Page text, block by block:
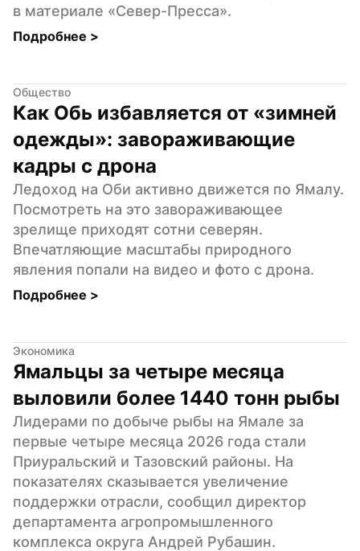
в материале «Север-Пресса».
Подробнее >
Общество
Как Обь избавляется от «зимней
одежды»: завораживающие
кадры с дрона
Ледоход на Оби активно движется по Ямалу.
Посмотреть на это завораживающее
зрелище приходят сотни северян.
Впечатляющие масштабы природного
явления попали на видео и фото с дрона.
Подробнее >
Экономика
Ямальцы за четыре месяца
выловили более 1440 тонн рыбы
Лидерами по добыче рыбы на Ямале за
первые четыре месяца 2026 года стали
Приуральский и Тазовский районы. На
показателях сказывается увеличение
поддержки отрасли, сообщил директор
департамента агропромышленного
комплекса округа Андрей Рубашин.